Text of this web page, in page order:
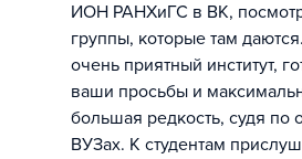
ИОН РАНХиГС в ВК,
группы, которые там
очень приятный институт,
ваши просьбы и
большая редкость, судя по
ВУЗах. К студентам